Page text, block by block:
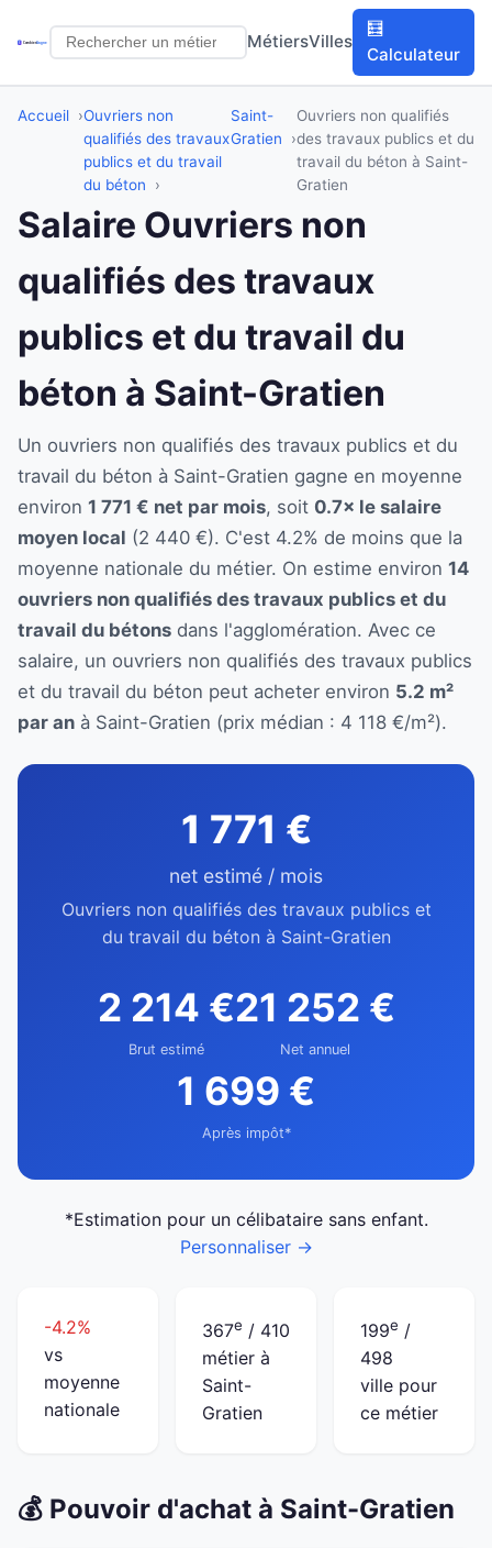
MétiersVilles
🧮
Calculateur
Accueil
Ouvriers non
qualifiés des travaux
publics et du travail
du béton
Saint-
Gratien
Ouvriers non qualifiés
des travaux publics et du
travail du béton à Saint-
Gratien
Salaire Ouvriers non
qualifiés des travaux
publics et du travail du
béton à Saint-Gratien
Un ouvriers non qualifiés des travaux publics et du
travail du béton à Saint-Gratien gagne en moyenne
environ 1 771 € net par mois, soit 0.7× le salaire
moyen local (2 440 €). C'est 4.2% de moins que la
moyenne nationale du métier. On estime environ 14
ouvriers non qualifiés des travaux publics et du
travail du bétons dans l'agglomération. Avec ce
salaire, un ouvriers non qualifiés des travaux publics
et du travail du béton peut acheter environ 5.2 m²
par an à Saint-Gratien (prix médian : 4 118 €/m²).
1 771 €
net estimé / mois
Ouvriers non qualifiés des travaux publics et
du travail du béton à Saint-Gratien
2 214 €
Brut estimé
21 252 €
Net annuel
1 699 €
Après impôt*
*Estimation pour un célibataire sans enfant.
Personnaliser →
-4.2%
vs
moyenne
nationale
367e / 410
métier à
Saint-
Gratien
199e /
498
ville pour
ce métier
💰 Pouvoir d'achat à Saint-Gratien